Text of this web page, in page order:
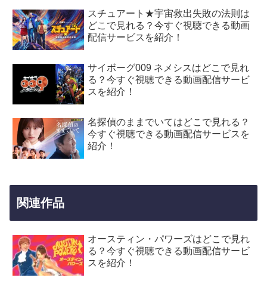
スチュアート★宇宙救出失敗の法則は
どこで見れる？今すぐ視聴できる動画
配信サービスを紹介！
サイボーグ009 ネメシスはどこで見れ
る？今すぐ視聴できる動画配信サービ
スを紹介！
名探偵のままでいてはどこで見れる？
今すぐ視聴できる動画配信サービスを
紹介！
関連作品
オースティン・パワーズはどこで見れ
る？今すぐ視聴できる動画配信サービ
スを紹介！